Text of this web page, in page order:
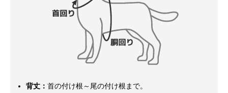
背丈： 首の付け根～尾の付け根まで。